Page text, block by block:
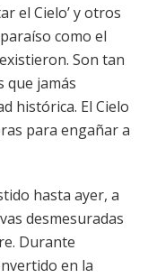
el Cielo’ y otros
como el
Son tan
que jamás
histórica. El Cielo
para engañar a
hasta ayer, a
desmesuradas
Durante
en la